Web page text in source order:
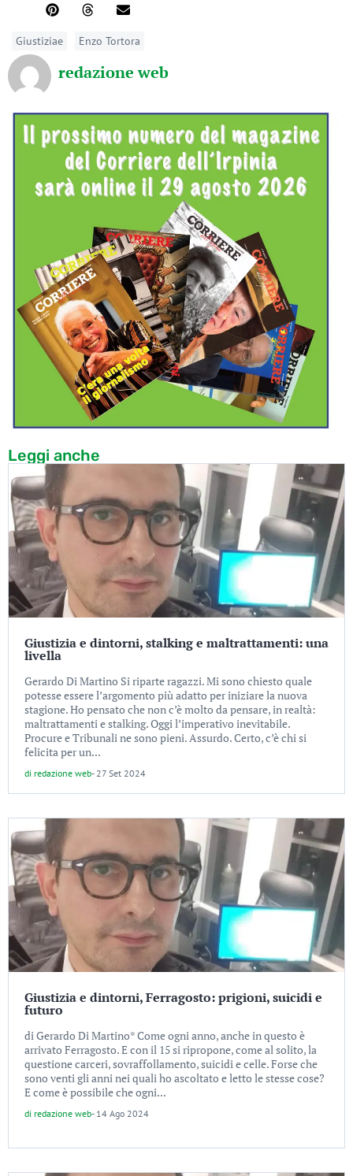
Giustiziae Enzo Tortora
redazione web
Leggi anche
Giustizia e dintorni, stalking e maltrattamenti: una
livella
Gerardo Di Martino Si riparte ragazzi. Mi sono chiesto quale
potesse essere l’argomento più adatto per iniziare la nuova
stagione. Ho pensato che non c’è molto da pensare, in realtà:
maltrattamenti e stalking. Oggi l’imperativo inevitabile.
Procure e Tribunali ne sono pieni. Assurdo. Certo, c’è chi si
felicita per un...
di redazione web- 27 Set 2024
Giustizia e dintorni, Ferragosto: prigioni, suicidi e
futuro
di Gerardo Di Martino* Come ogni anno, anche in questo è
arrivato Ferragosto. E con il 15 si ripropone, come al solito, la
questione carceri, sovraffollamento, suicidi e celle. Forse che
sono venti gli anni nei quali ho ascoltato e letto le stesse cose?
E come è possibile che ogni...
di redazione web- 14 Ago 2024